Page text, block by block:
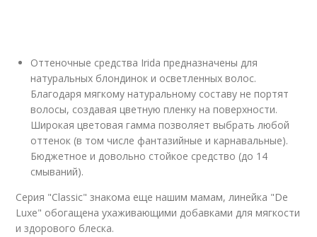
Оттеночные средства Irida предназначены для
натуральных блондинок и осветленных волос.
Благодаря мягкому натуральному составу не портят
волосы, создавая цветную пленку на поверхности.
Широкая цветовая гамма позволяет выбрать любой
оттенок (в том числе фантазийные и карнавальные).
Бюджетное и довольно стойкое средство (до 14
смываний).
Серия "Classic" знакома еще нашим мамам, линейка "De
Luxe" обогащена ухаживающими добавками для мягкости
и здорового блеска.